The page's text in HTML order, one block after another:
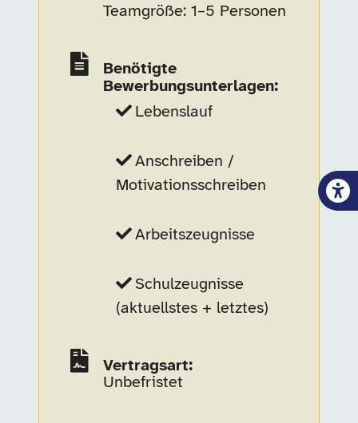
Teamgröße: 1–5 Personen
Benötigte
Bewerbungsunterlagen:
Lebenslauf
Anschreiben /
Motivationsschreiben
Arbeitszeugnisse
Schulzeugnisse
(aktuellstes + letztes)
Vertragsart:
Unbefristet